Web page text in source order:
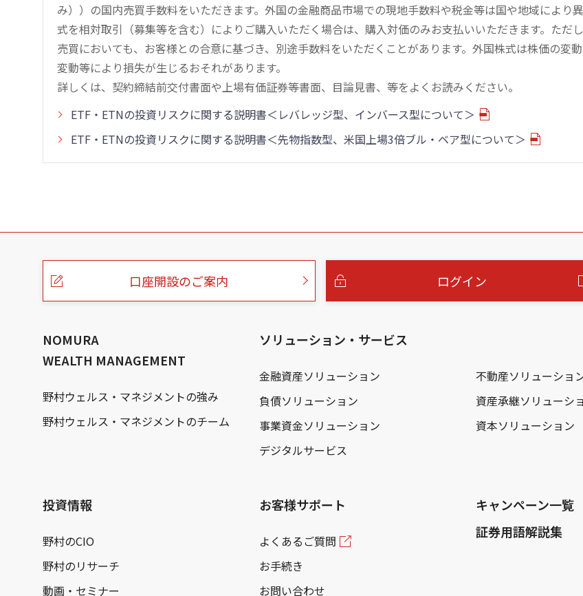
み））の国内売買手数料をいただきます。外国の金融商品市場での現地手数料や税金等は国や地域により
式を相対取引（募集等を含む）によりご購入いただく場合は、購入対価のみお支払いいただきます。ただ
売買においても、お客様との合意に基づき、別途手数料をいただくことがあります。外国株式は株価の変
変動等により損失が生じるおそれがあります。
詳しくは、契約締結前交付書面や上場有価証券等書面、目論見書、等をよくお読みください。
ETF・ETNの投資リスクに関する説明書＜レバレッジ型、インバース型について＞
ETF・ETNの投資リスクに関する説明書＜先物指数型、米国上場3倍ブル・ベア型について＞
こ
口座開設のご案内 ログイン
NOMURA
WEALTH MANAGEMENT
野村ウェルス・マネジメントの強み
野村ウェルス・マネジメントのチーム
ソリューション・サービス
金融資産ソリューション 不動産ソリューショ
負債ソリューション
資産承継ソリューシ
事業資金ソリューション
資本ソリューション
デジタルサービス
投資情報
野村のCIO
野村のリサーチ
動画・セミナー
お客様サポート
よくあるご質問
お手続き
お問い合わせ
キャンペーン一覧
証券用語解説集